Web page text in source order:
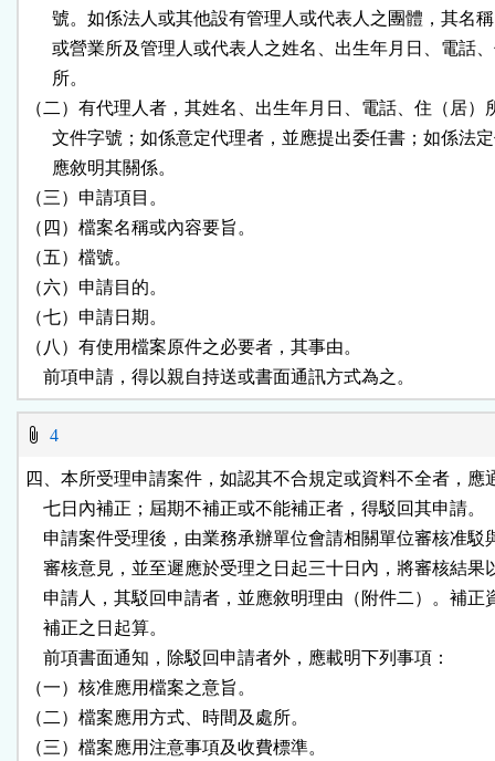
號。如係法人或其他設有管理人或代表人之團體，其名
或營業所及管理人或代表人之姓名、出生年月日、電話
      所。
（二）有代理人者，其姓名、出生年月日、電話、住（居）
文件字號；如係意定代理者，並應提出委任書；如係法
      應敘明其關係。
（三）申請項目。
（四）檔案名稱或內容要旨。
（五）檔號。
（六）申請目的。
（七）申請日期。
（八）有使用檔案原件之必要者，其事由。
    前項申請，得以親自持送或書面通訊方式為之。
4
四、本所受理申請案件，如認其不合規定或資料不全者，應
    七日內補正；屆期不補正或不能補正者，得駁回其申請。
申請案件受理後，由業務承辦單位會請相關單位審核准駁
審核意見，並至遲應於受理之日起三十日內，將審核結果
申請人，其駁回申請者，並應敘明理由（附件二）。補正
    補正之日起算。
    前項書面通知，除駁回申請者外，應載明下列事項：
（一）核准應用檔案之意旨。
（二）檔案應用方式、時間及處所。
（三）檔案應用注意事項及收費標準。